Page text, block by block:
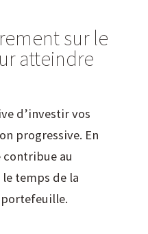
sur le
atteindre
d’investir vos
progressive. En
au
temps de la